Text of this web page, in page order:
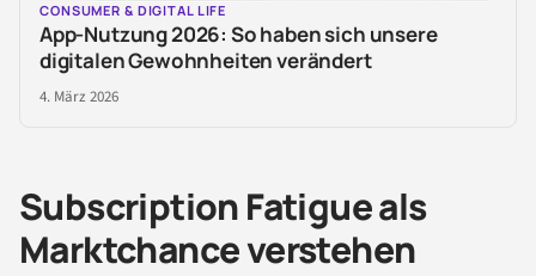
CONSUMER & DIGITAL LIFE
App-Nutzung 2026: So haben sich unsere
digitalen Gewohnheiten verändert
4. März 2026
Subscription Fatigue als
Marktchance verstehen